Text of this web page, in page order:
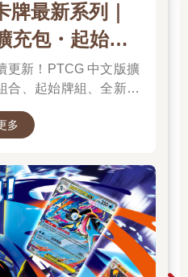
最新系列｜
充包・起始牌
組合一次看
更新！PTCG 中文版擴
合、起始牌組、全新周
多